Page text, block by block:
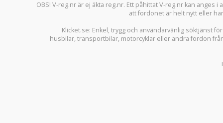
OBS! V-reg.nr är ej äkta reg.nr. Ett påhittat V-reg.nr kan
att fordonet är helt nytt eller
Klicket.se: Enkel, trygg och användarvänlig söktjänst
husbilar,transportbilar, motorcyklar eller andra fordon